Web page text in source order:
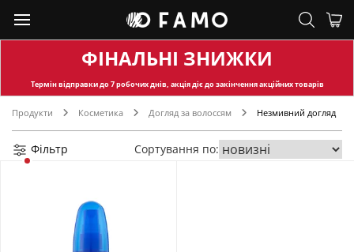
ФІНАЛЬНІ ЗНИЖКИ
Термін відправкидо 7 робочих днів, акція діє до закінчення акційних товарів
Продукти Косметика Догляд за волоссям Незмивний догляд
Фільтр Сортування по: